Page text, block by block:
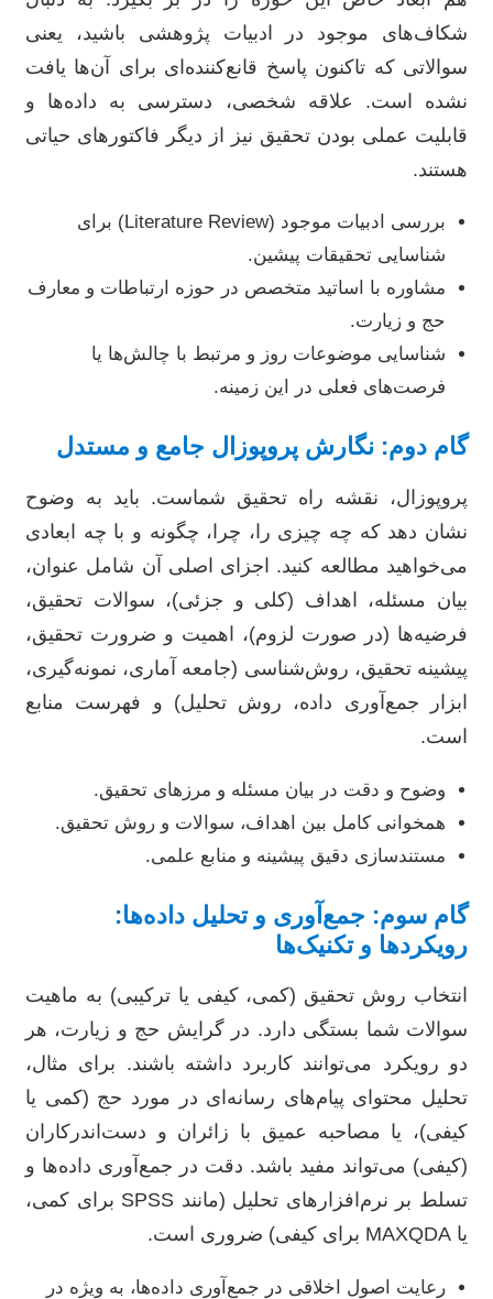
شکاف‌های موجود در ادبیات پژوهشی باشید، یعنی
سوالاتی که تاکنون پاسخ قانع‌کننده‌ای برای آن‌ها یافت
نشده است. علاقه شخصی، دسترسی به داده‌ها و
قابلیت عملی بودن تحقیق نیز از دیگر فاکتورهای حیاتی
هستند.
بررسی ادبیات موجود (Literature Review) برای
شناسایی تحقیقات پیشین.
مشاوره با اساتید متخصص در حوزه ارتباطات و معارف
حج و زیارت.
شناسایی موضوعات روز و مرتبط با چالش‌ها یا
فرصت‌های فعلی در این زمینه.
گام دوم: نگارش پروپوزال جامع و مستدل
پروپوزال، نقشه راه تحقیق شماست. باید به وضوح
نشان دهد که چه چیزی را، چرا، چگونه و با چه ابعادی
می‌خواهید مطالعه کنید. اجزای اصلی آن شامل عنوان،
بیان مسئله، اهداف (کلی و جزئی)، سوالات تحقیق،
فرضیه‌ها (در صورت لزوم)، اهمیت و ضرورت تحقیق،
پیشینه تحقیق، روش‌شناسی (جامعه آماری، نمونه‌گیری،
ابزار جمع‌آوری داده، روش تحلیل) و فهرست منابع
است.
وضوح و دقت در بیان مسئله و مرزهای تحقیق.
همخوانی کامل بین اهداف، سوالات و روش تحقیق.
مستندسازی دقیق پیشینه و منابع علمی.
گام سوم: جمع‌آوری و تحلیل داده‌ها:
رویکردها و تکنیک‌ها
انتخاب روش تحقیق (کمی، کیفی یا ترکیبی) به ماهیت
سوالات شما بستگی دارد. در گرایش حج و زیارت، هر
دو رویکرد می‌توانند کاربرد داشته باشند. برای مثال،
تحلیل محتوای پیام‌های رسانه‌ای در مورد حج (کمی یا
کیفی)، یا مصاحبه عمیق با زائران و دست‌اندرکاران
(کیفی) می‌تواند مفید باشد. دقت در جمع‌آوری داده‌ها و
تسلط بر نرم‌افزارهای تحلیل (مانند SPSS برای کمی،
یا MAXQDA برای کیفی) ضروری است.
رعایت اصول اخلاقی در جمع‌آوری داده‌ها، به ویژه در